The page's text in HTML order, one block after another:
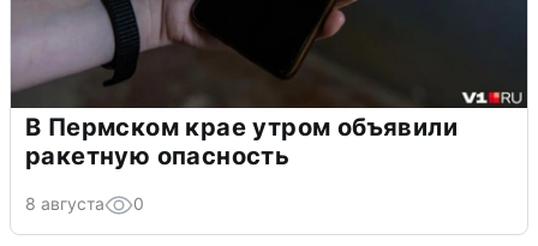
В Пермском крае утром объявили
ракетную опасность
8 августа 0